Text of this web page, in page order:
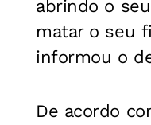
abrindo o
matar o seu
informou o
De acordo